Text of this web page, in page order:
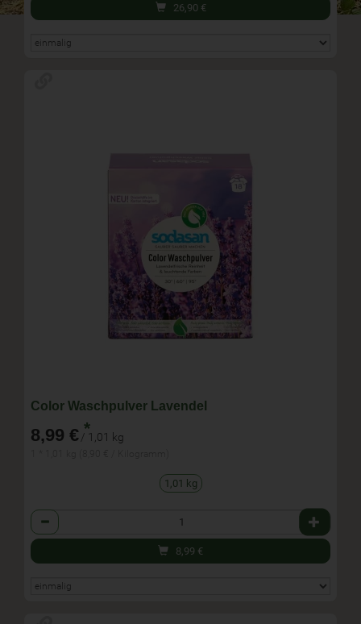
26,90 €
Color Waschpulver Lavendel
8,99 € *
/ 1,01 kg
1,01 kg
Anzahl
8,99 €